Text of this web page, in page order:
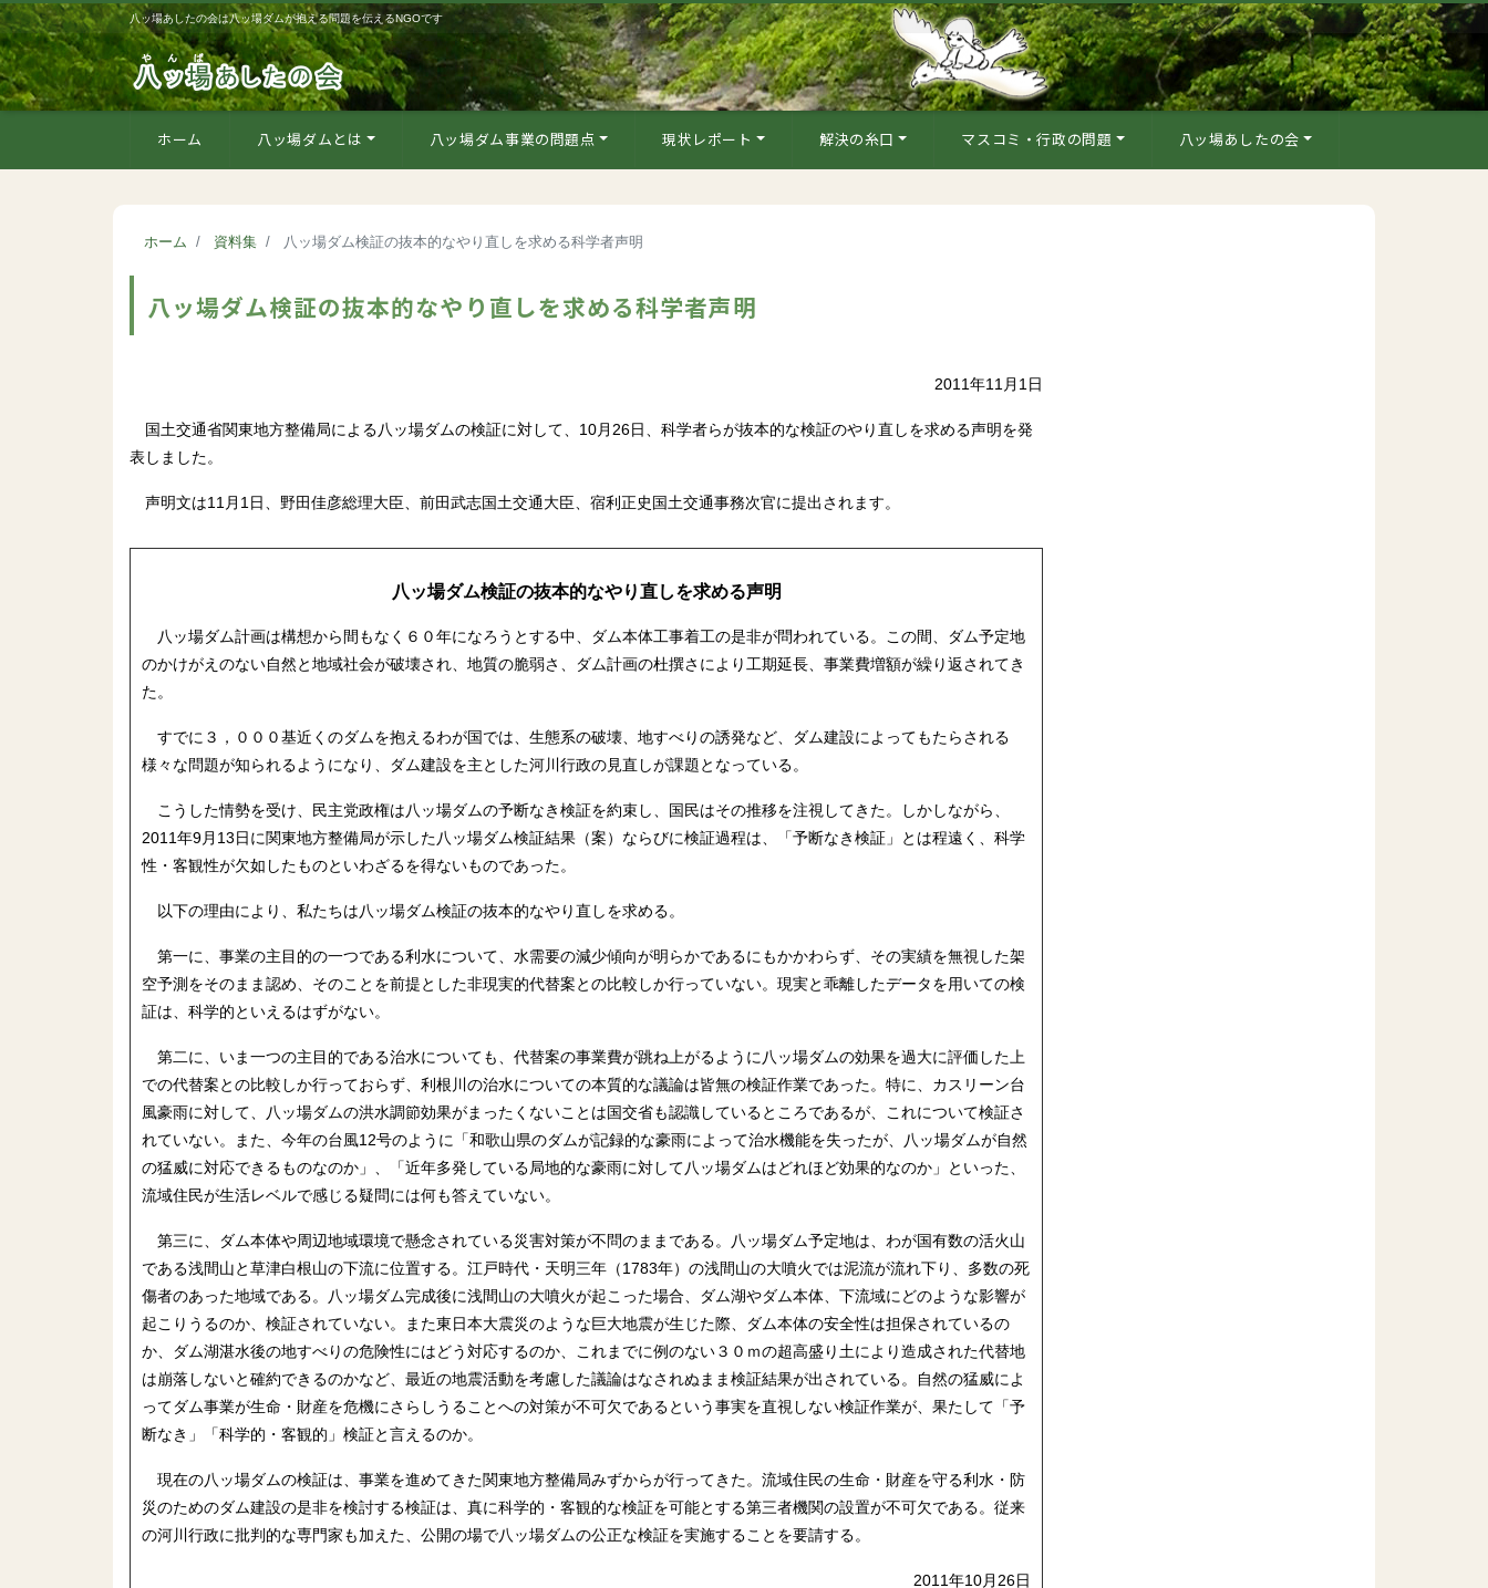
八ッ場あしたの会は八ッ場ダムが抱える問題を伝えるNGOです
ホーム 八ッ場ダムとは 八ッ場ダム事業の問題点 現状レポート 解決の糸口 マスコミ・行政の問題 八ッ場あしたの会
ホーム 資料集 八ッ場ダム検証の抜本的なやり直しを求める科学者声明
八ッ場ダム検証の抜本的なやり直しを求める科学者声明
2011年11月1日
国土交通省関東地方整備局による八ッ場ダムの検証に対して、10月26日、科学者らが抜本的な検証のやり直しを求める声明を発
表しました。
声明文は11月1日、野田佳彦総理大臣、前田武志国土交通大臣、宿利正史国土交通事務次官に提出されます。
八ッ場ダム検証の抜本的なやり直しを求める声明
八ッ場ダム計画は構想から間もなく６０年になろうとする中、ダム本体工事着工の是非が問われている。この間、ダム予定地
のかけがえのない自然と地域社会が破壊され、地質の脆弱さ、ダム計画の杜撰さにより工期延長、事業費増額が繰り返されてき
た。
すでに３，０００基近くのダムを抱えるわが国では、生態系の破壊、地すべりの誘発など、ダム建設によってもたらされる
様々な問題が知られるようになり、ダム建設を主とした河川行政の見直しが課題となっている。
こうした情勢を受け、民主党政権は八ッ場ダムの予断なき検証を約束し、国民はその推移を注視してきた。しかしながら、
2011年9月13日に関東地方整備局が示した八ッ場ダム検証結果（案）ならびに検証過程は、「予断なき検証」とは程遠く、科学
性・客観性が欠如したものといわざるを得ないものであった。
以下の理由により、私たちは八ッ場ダム検証の抜本的なやり直しを求める。
第一に、事業の主目的の一つである利水について、水需要の減少傾向が明らかであるにもかかわらず、その実績を無視した架
空予測をそのまま認め、そのことを前提とした非現実的代替案との比較しか行っていない。現実と乖離したデータを用いての検
証は、科学的といえるはずがない。
第二に、いま一つの主目的である治水についても、代替案の事業費が跳ね上がるように八ッ場ダムの効果を過大に評価した上
での代替案との比較しか行っておらず、利根川の治水についての本質的な議論は皆無の検証作業であった。特に、カスリーン台
風豪雨に対して、八ッ場ダムの洪水調節効果がまったくないことは国交省も認識しているところであるが、これについて検証さ
れていない。また、今年の台風12号のように「和歌山県のダムが記録的な豪雨によって治水機能を失ったが、八ッ場ダムが自然
の猛威に対応できるものなのか」、「近年多発している局地的な豪雨に対して八ッ場ダムはどれほど効果的なのか」といった、
流域住民が生活レベルで感じる疑問には何も答えていない。
第三に、ダム本体や周辺地域環境で懸念されている災害対策が不問のままである。八ッ場ダム予定地は、わが国有数の活火山
である浅間山と草津白根山の下流に位置する。江戸時代・天明三年（1783年）の浅間山の大噴火では泥流が流れ下り、多数の死
傷者のあった地域である。八ッ場ダム完成後に浅間山の大噴火が起こった場合、ダム湖やダム本体、下流域にどのような影響が
起こりうるのか、検証されていない。また東日本大震災のような巨大地震が生じた際、ダム本体の安全性は担保されているの
か、ダム湖湛水後の地すべりの危険性にはどう対応するのか、これまでに例のない３０ｍの超高盛り土により造成された代替地
は崩落しないと確約できるのかなど、最近の地震活動を考慮した議論はなされぬまま検証結果が出されている。自然の猛威によ
ってダム事業が生命・財産を危機にさらしうることへの対策が不可欠であるという事実を直視しない検証作業が、果たして「予
断なき」「科学的・客観的」検証と言えるのか。
現在の八ッ場ダムの検証は、事業を進めてきた関東地方整備局みずからが行ってきた。流域住民の生命・財産を守る利水・防
災のためのダム建設の是非を検討する検証は、真に科学的・客観的な検証を可能とする第三者機関の設置が不可欠である。従来
の河川行政に批判的な専門家も加えた、公開の場で八ッ場ダムの公正な検証を実施することを要請する。
2011年10月26日